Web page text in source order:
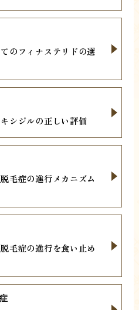
のフィナステリドの選
シジルの正しい評価
毛症の進行メカニズム
毛症の進行を食い止め